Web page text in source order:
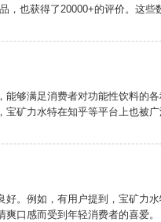
，也获得了20000+的评价。这些
够满足消费者对功能性饮料的
矿力水特在知乎等平台上也被
。例如，有用户提到，宝矿力
口感而受到年轻消费者的喜爱。